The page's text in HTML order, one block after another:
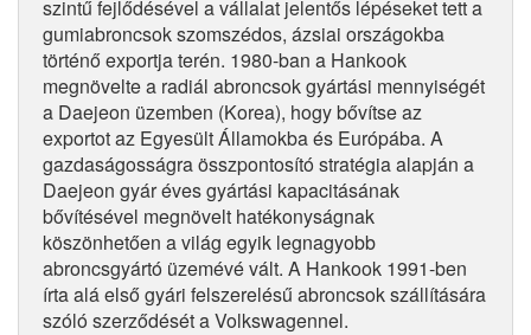
szintű fejlődésével a vállalat jelentős lépéseket tett a
gumiabroncsok szomszédos, ázsiai országokba
történő exportja terén. 1980-ban a Hankook
megnövelte a radiál abroncsok gyártási mennyiségét
a Daejeon üzemben (Korea), hogy bővítse az
exportot az Egyesült Államokba és Európába. A
gazdaságosságra összpontosító stratégia alapján a
Daejeon gyár éves gyártási kapacitásának
bővítésével megnövelt hatékonyságnak
köszönhetően a világ egyik legnagyobb
abroncsgyártó üzemévé vált. A Hankook 1991-ben
írta alá első gyári felszerelésű abroncsok szállítására
szóló szerződését a Volkswagennel.